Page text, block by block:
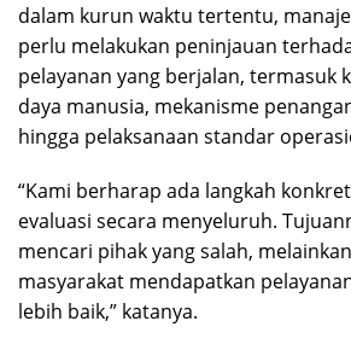
dalam kurun waktu tertentu,
perlu melakukan peninjauan
pelayanan yang berjalan, termasuk
daya manusia, mekanisme
hingga pelaksanaan standar
“Kami berharap ada langkah
evaluasi secara menyeluruh.
mencari pihak yang salah,
masyarakat mendapatkan
lebih baik,” katanya.